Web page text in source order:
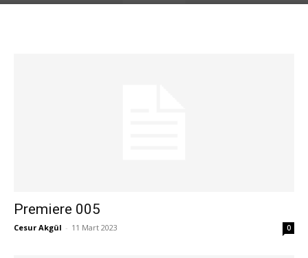
Premiere 005
Cesur Akgül - 11 Mart 2023 0